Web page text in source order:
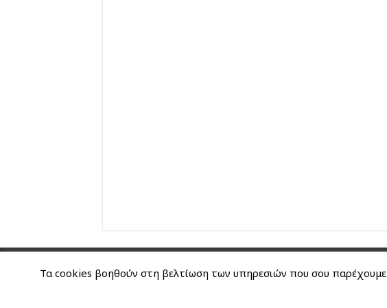
Nancy's Blog © Copyright 2026, All Rights Reserved
Τα cookies βοηθούν στη βελτίωση των υπηρεσιών που σου